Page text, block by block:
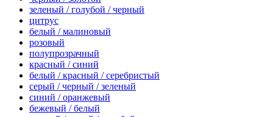
зеленый / голубой / черный
цитрус
белый / малиновый
розовый
полупрозрачный
красный / синий
белый / красный / серебристый
серый / черный / зеленый
синий / оранжевый
бежевый / белый